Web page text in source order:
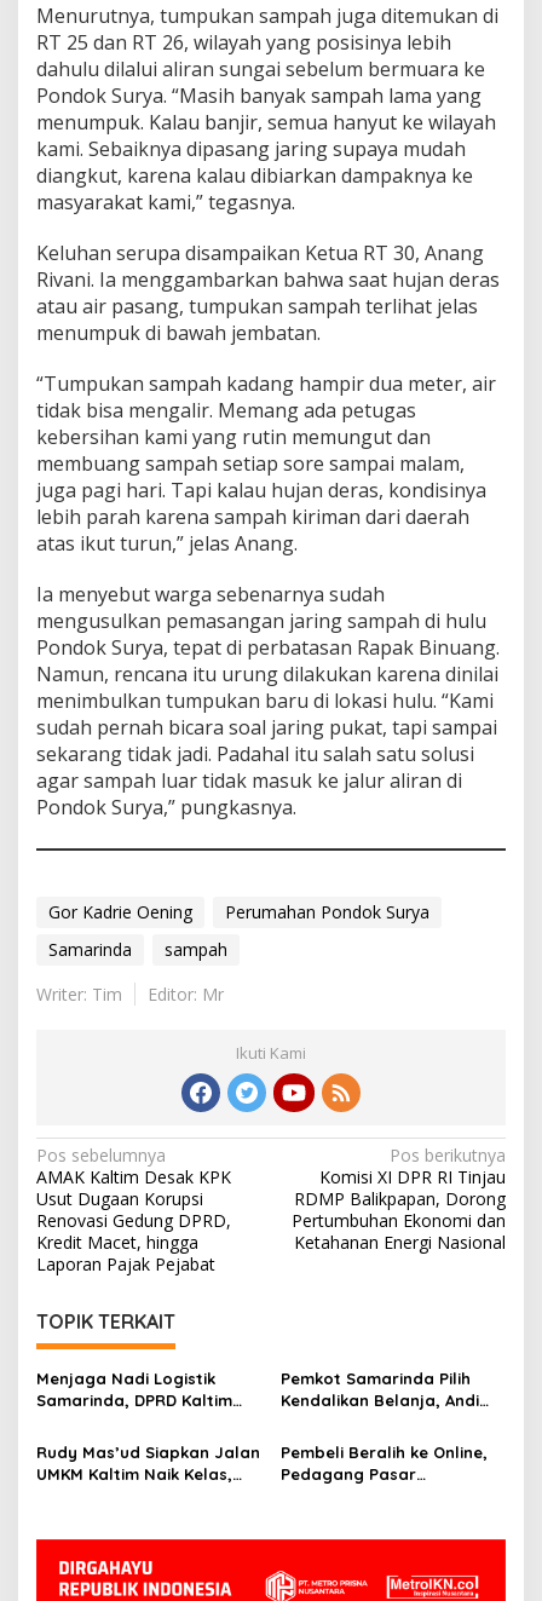
Menurutnya, tumpukan sampah juga ditemukan di
RT 25 dan RT 26, wilayah yang posisinya lebih
dahulu dilalui aliran sungai sebelum bermuara ke
Pondok Surya. “Masih banyak sampah lama yang
menumpuk. Kalau banjir, semua hanyut ke wilayah
kami. Sebaiknya dipasang jaring supaya mudah
diangkut, karena kalau dibiarkan dampaknya ke
masyarakat kami,” tegasnya.
Keluhan serupa disampaikan Ketua RT 30, Anang
Rivani. Ia menggambarkan bahwa saat hujan deras
atau air pasang, tumpukan sampah terlihat jelas
menumpuk di bawah jembatan.
“Tumpukan sampah kadang hampir dua meter, air
tidak bisa mengalir. Memang ada petugas
kebersihan kami yang rutin memungut dan
membuang sampah setiap sore sampai malam,
juga pagi hari. Tapi kalau hujan deras, kondisinya
lebih parah karena sampah kiriman dari daerah
atas ikut turun,” jelas Anang.
Ia menyebut warga sebenarnya sudah
mengusulkan pemasangan jaring sampah di hulu
Pondok Surya, tepat di perbatasan Rapak Binuang.
Namun, rencana itu urung dilakukan karena dinilai
menimbulkan tumpukan baru di lokasi hulu. “Kami
sudah pernah bicara soal jaring pukat, tapi sampai
sekarang tidak jadi. Padahal itu salah satu solusi
agar sampah luar tidak masuk ke jalur aliran di
Pondok Surya,” pungkasnya.
Gor Kadrie Oening
Perumahan Pondok Surya
Samarinda
sampah
Writer: Tim
Editor: Mr
Ikuti Kami
Navigasi
pos
Pos sebelumnya
AMAK Kaltim Desak KPK
Usut Dugaan Korupsi
Renovasi Gedung DPRD,
Kredit Macet, hingga
Laporan Pajak Pejabat
Pos berikutnya
Komisi XI DPR RI Tinjau
RDMP Balikpapan, Dorong
Pertumbuhan Ekonomi dan
Ketahanan Energi Nasional
TOPIK TERKAIT
Menjaga Nadi Logistik
Samarinda, DPRD Kaltim
Mahulu
Pemkot Samarinda Pilih
Kendalikan Belanja, Andi
Penting daripada Berutang
Rudy Mas’ud Siapkan Jalan
UMKM Kaltim Naik Kelas,
Pembeli Beralih ke Online,
Pedagang Pasar